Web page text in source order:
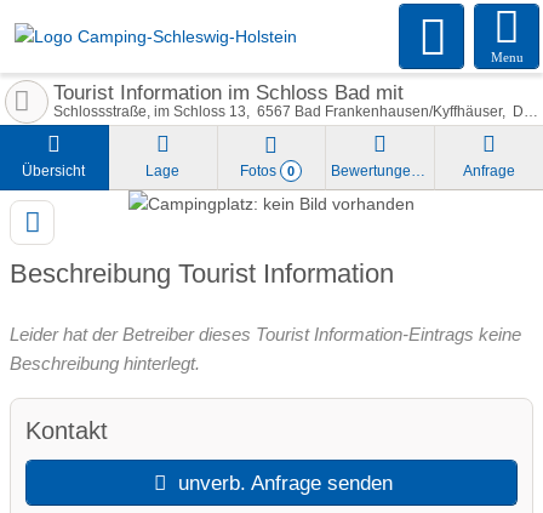
Menu
Tourist Information im Schloss Bad mit
Schlossstraße, im Schloss 13 6567 Bad Frankenhausen/Kyffhäuser Deutschland
Übersicht Lage Fotos 0 Bewertungen Anfrage
Beschreibung Tourist Information
Leider hat der Betreiber dieses Tourist Information-Eintrags keine
Beschreibung hinterlegt.
Kontakt
unverb. Anfrage senden